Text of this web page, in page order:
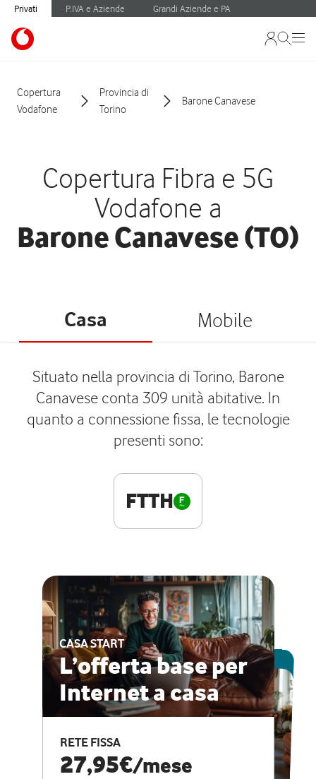
Privati P.IVA e Aziende Grandi Aziende e PA
Copertura
Vodafone
Provincia di
Torino
Barone Canavese
Copertura Fibra e 5G
Vodafone a
Barone Canavese (TO)
Casa Mobile
Situato nella provincia di Torino, Barone
Canavese conta 309 unità abitative. In
quanto a connessione fissa, le tecnologie
presenti sono:
FTTH
CASA START
L’offerta base per
Internet a casa
RETE FISSA
27,95€/mese
ESCLUSIVA ONLINE
CASA PRO
Internet veloce e
vantaggi speciali